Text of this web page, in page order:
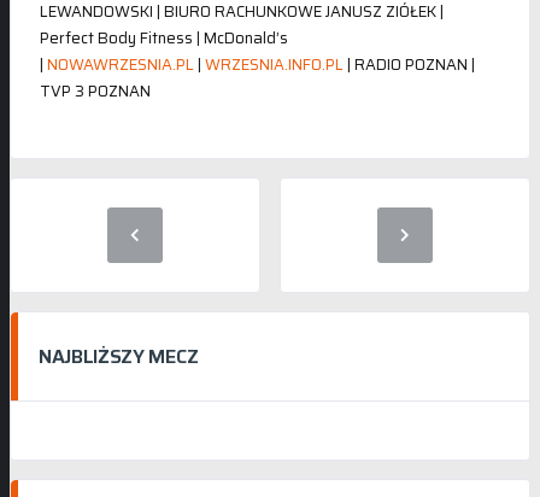
LEWANDOWSKI | BIURO RACHUNKOWE JANUSZ ZIÓŁEK |
Perfect Body Fitness | McDonald’s
|NOWAWRZESNIA.PL|WRZESNIA.INFO.PL| RADIO POZNAN |
TVP 3 POZNAN
NAJBLIŻSZY MECZ